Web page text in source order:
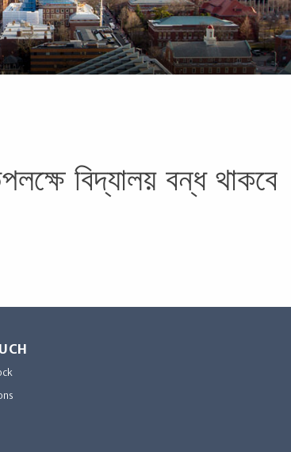
বিদ্যালয় বন্ধ থাকবে